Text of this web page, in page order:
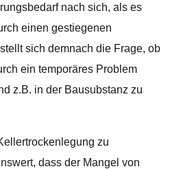
nach sich, als es
einen gestiegenen
sich demnach die Frage, ob
ein temporäres Problem
z.B. in der Bausubstanz zu
zu
dass der Mangel von